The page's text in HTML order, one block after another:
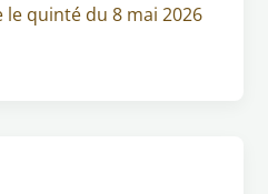
le quinté du 8 mai 2026